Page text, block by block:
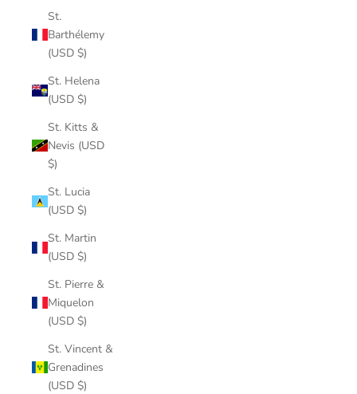
St.
Barthélemy
(USD $)
St. Helena
(USD $)
St. Kitts &
Nevis (USD
$)
St. Lucia
(USD $)
St. Martin
(USD $)
St. Pierre &
Miquelon
(USD $)
St. Vincent &
Grenadines
(USD $)